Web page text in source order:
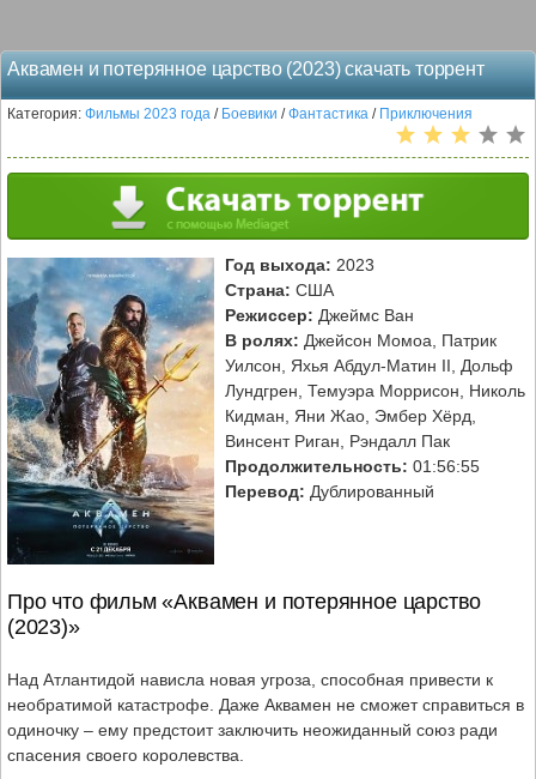
Аквамен и потерянное царство (2023) скачать торрент
Категория: Фильмы 2023 года / Боевики /Фантастика / Приключения
Год выхода: 2023
Страна: США
Режиссер: Джеймс Ван
В ролях: Джейсон Момоа, Патрик
Уилсон, Яхья Абдул-Матин II, Дольф
Лундгрен, Темуэра Моррисон, Николь
Кидман, Яни Жао, Эмбер Хёрд,
Винсент Риган, Рэндалл Пак
Продолжительность: 01:56:55
Перевод: Дублированный
Про что фильм «Аквамен и потерянное царство
(2023)»
Над Атлантидой нависла новая угроза, способная привести к
необратимой катастрофе. Даже Аквамен не сможет справиться в
одиночку – ему предстоит заключить неожиданный союз ради
спасения своего королевства.